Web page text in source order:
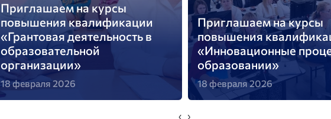
Приглашаем на курсы
повышения квалификации
«Грантовая деятельность в
образовательной
организации»
18 февраля 2026
Приглашаем на курсы
повышения
«Инновационные
образовании»
18 февраля 2026
‹ ›